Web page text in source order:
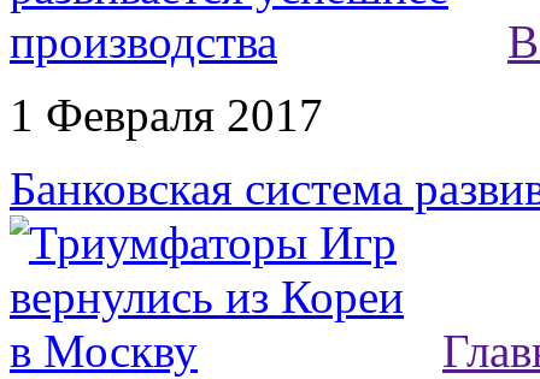
1 Февраля 2017
Банковская система